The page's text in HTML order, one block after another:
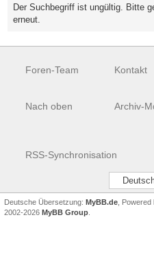
Der Suchbegriff ist ungültig. Bitte
erneut.
Foren-Team Kontakt
Nach oben Archiv-
RSS-Synchronisation
Deutsche Übersetzung: MyBB.de , Powered
2002-2026 MyBB Group